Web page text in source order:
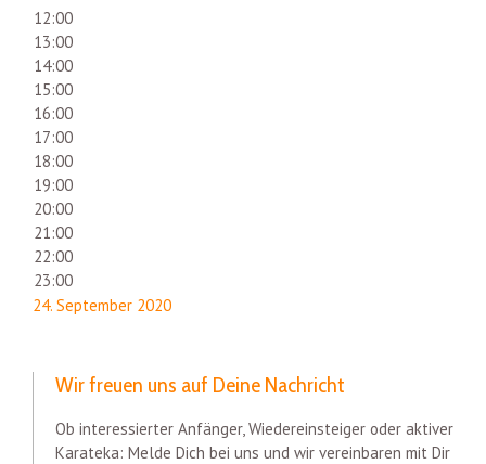
12:00
13:00
14:00
15:00
16:00
17:00
18:00
19:00
20:00
21:00
22:00
23:00
24. September 2020
Wir freuen uns auf Deine Nachricht
Ob interessierter Anfänger, Wiedereinsteiger oder aktiver
Karateka: Melde Dich bei uns und wir vereinbaren mit Dir